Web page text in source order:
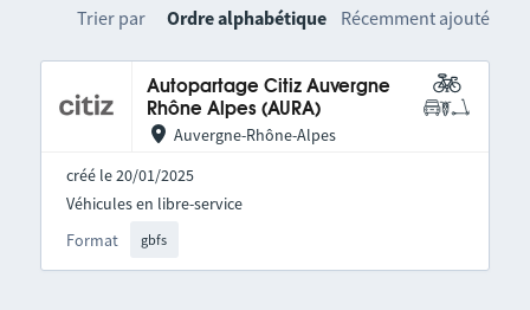
Trier par Ordre alphabétique Récemment ajouté
Autopartage Citiz Auvergne
Rhône Alpes (AURA)
Auvergne-Rhône-Alpes
créé le 20/01/2025
Format gbfs
Véhicules en libre-service